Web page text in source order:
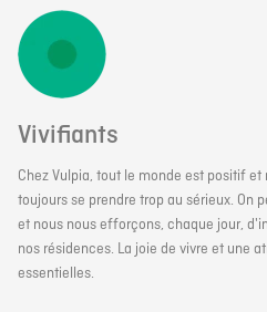
Vivifiants
Chez Vulpia, tout le monde est positif
toujours se prendre trop au sérieux. On
et nous nous efforçons, chaque jour,
nos résidences. La joie de vivre et une
essentielles.